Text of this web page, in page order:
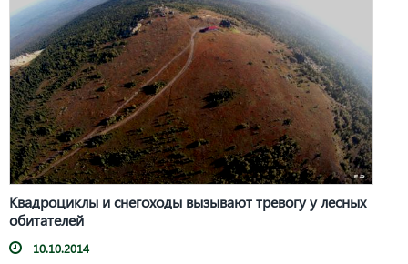
Квадроциклы и снегоходы вызывают тревогу у лесных
обитателей
10.10.2014